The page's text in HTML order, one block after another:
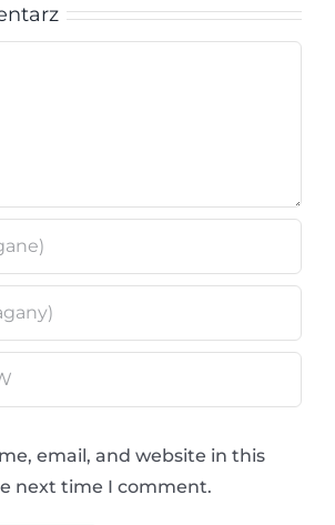
email, and website in this
next time I comment.